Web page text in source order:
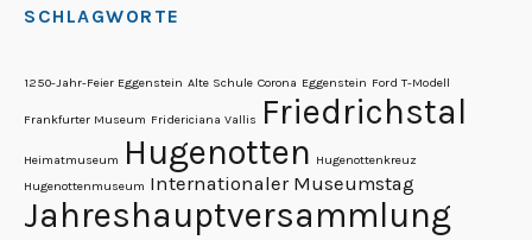
SCHLAGWORTE
1250-Jahr-Feier Eggenstein Alte Schule Corona Eggenstein Ford T-Modell
Frankfurter Museum Fridericiana Vallis Friedrichstal
Heimatmuseum Hugenotten Hugenottenkreuz
Hugenottenmuseum Internationaler Museumstag
Jahreshauptversammlung